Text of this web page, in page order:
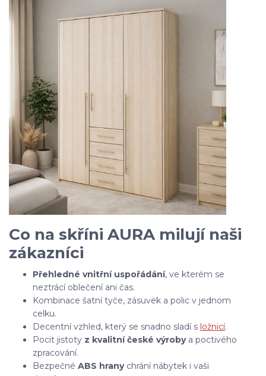
Co na skříni AURA milují naši
zákazníci
Přehledné vnitřní uspořádání, ve kterém se
neztrácí oblečení ani čas.
Kombinace šatní tyče, zásuvek a polic v jednom
celku.
Decentní vzhled, který se snadno sladí s ložnicí.
Pocit jistoty z kvalitní české výrobya poctivého
zpracování.
Bezpečné ABS hranychrání nábytek i vaši